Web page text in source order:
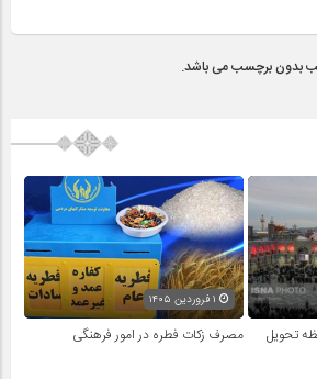
بدون برچسب می باشد.
تحویل
مصرف زکات فطره در امور فرهنگی